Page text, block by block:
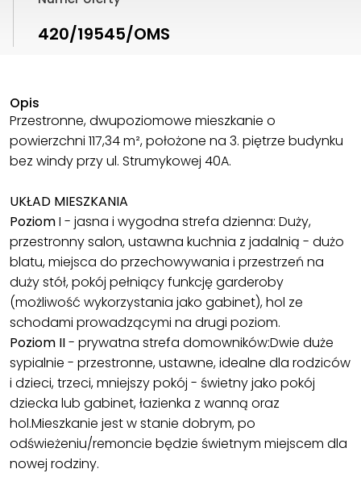
420/19545/OMS
Opis
Przestronne, dwupoziomowe mieszkanie o
powierzchni 117,34 m², położone na 3. piętrze budynku
bez windy przy ul. Strumykowej 40A.
UKŁAD MIESZKANIA
PoziomI - jasna i wygodna strefa dzienna: Duży,
przestronny salon, ustawna kuchnia z jadalnią - dużo
blatu, miejsca do przechowywania i przestrzeń na
duży stół, pokój pełniący funkcję garderoby
(możliwość wykorzystania jako gabinet), hol ze
schodami prowadzącymi na drugi poziom.
Poziom II- prywatna strefa domowników:Dwie duże
sypialnie - przestronne, ustawne, idealne dla rodziców
i dzieci, trzeci, mniejszy pokój - świetny jako pokój
dziecka lub gabinet, łazienka z wanną oraz
hol.Mieszkanie jest w stanie dobrym, po
odświeżeniu/remoncie będzie świetnym miejscem dla
nowej rodziny.